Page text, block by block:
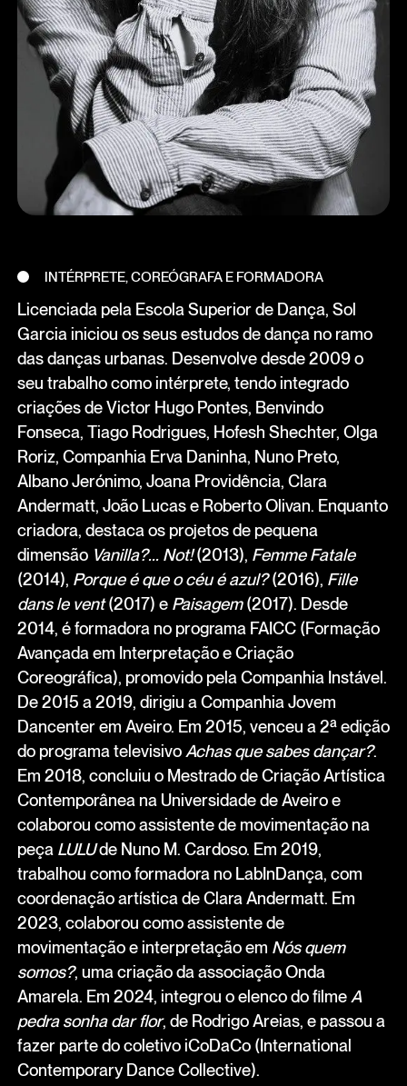
INTÉRPRETE, COREÓGRAFA E FORMADORA
Licenciada pela Escola Superior de Dança, Sol
Garcia iniciou os seus estudos de dança no ramo
das danças urbanas. Desenvolve desde 2009 o
seu trabalho como intérprete, tendo integrado
criações de Victor Hugo Pontes, Benvindo
Fonseca, Tiago Rodrigues, Hofesh Shechter, Olga
Roriz, Companhia Erva Daninha, Nuno Preto,
Albano Jerónimo, Joana Providência, Clara
Andermatt, João Lucas e Roberto Olivan. Enquanto
criadora, destaca os projetos de pequena
dimensão Vanilla?... Not!(2013), Femme Fatale
(2014), Porque é que o céu é azul?(2016), Fille
dans le vent(2017) e Paisagem(2017). Desde
2014, é formadora no programa FAICC (Formação
Avançada em Interpretação e Criação
Coreográfica), promovido pela Companhia Instável.
De 2015 a 2019, dirigiu a Companhia Jovem
Dancenter em Aveiro. Em 2015, venceu a 2ª edição
do programa televisivo Achas que sabes dançar?.
Em 2018, concluiu o Mestrado de Criação Artística
Contemporânea na Universidade de Aveiro e
colaborou como assistente de movimentação na
peça LULUde Nuno M. Cardoso. Em 2019,
trabalhou como formadora no LabInDança, com
coordenação artística de Clara Andermatt. Em
2023, colaborou como assistente de
movimentação e interpretação em Nós quem
somos?, uma criação da associação Onda
Amarela. Em 2024, integrou o elenco do filme A
pedra sonha dar flor, de Rodrigo Areias, e passou a
fazer parte do coletivo iCoDaCo (International
Contemporary Dance Collective).